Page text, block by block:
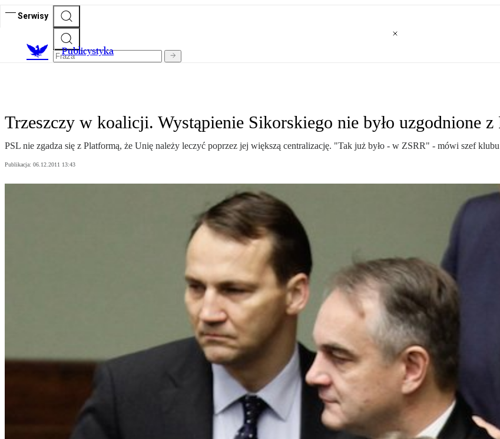
Serwisy
Publicystyka
Trzeszczy w koalicji. Wystąpienie Sikorskiego nie było uzgodnione z
PSL nie zgadza się z Platformą, że Unię należy leczyć poprzez jej większą centralizację. "Tak już było - w ZSRR" - mówi szef
Publikacja: 06.12.2011 13:43